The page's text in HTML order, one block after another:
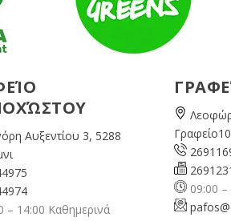
Αυξεντίου 3, 5288
– 14:00 Καθημερινά
09:00